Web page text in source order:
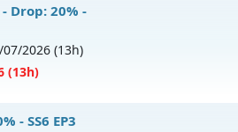
Wcoin fre
2.0 Classic
Drop: 20% -
07/2026 (13h)
(13h)
- SS6 EP3